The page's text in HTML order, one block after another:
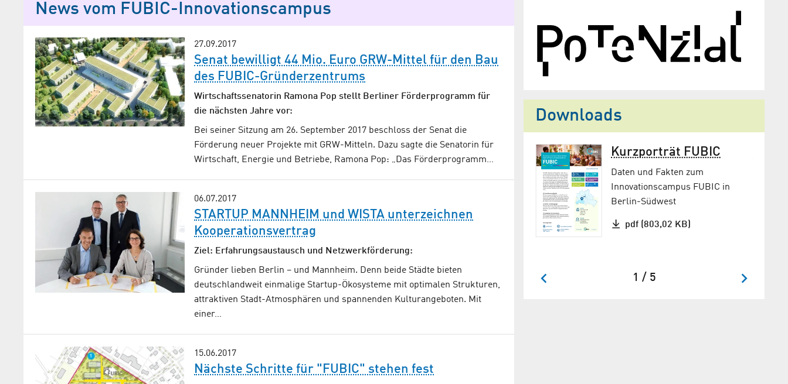
News vom FUBIC-Innovationscampus
27.09.2017
Senat bewilligt 44 Mio. Euro GRW-Mittel für den Bau
des FUBIC-Gründerzentrums
Wirtschaftssenatorin Ramona Pop stellt Berliner Förderprogramm für
die nächsten Jahre vor:
Bei seiner Sitzung am 26. September 2017 beschloss der Senat die
Förderung neuer Projekte mit GRW-Mitteln. Dazu sagte die Senatorin für
Wirtschaft, Energie und Betriebe, Ramona Pop: „Das Förderprogramm…
06.07.2017
STARTUP MANNHEIM und WISTA unterzeichnen
Kooperations­vertrag
Ziel: Erfahrungsaustausch und Netzwerk­förderung:
Gründer lieben Berlin – und Mannheim. Denn beide Städte bieten
deutschlandweit einmalige Startup-Ökosysteme mit optimalen Strukturen,
attraktiven Stadt-Atmosphären und spannenden Kulturangeboten. Mit
einer…
15.06.2017
Nächste Schritte für "FUBIC" stehen fest
Downloads
Broschüre: FUBIC heißt
direkter Nachbarschaft zur Freien
Universität Berlin (FUB). Hrsg.:
WISTA Management GmbH 2021
pdf (4,63 MB)
Potenzial: FUBIC
pdf (2,75 MB)
Kurzporträt FUBIC
Daten und Fakten zum
Innovationscampus FUBIC in
Berlin-Südwest
pdf (803,02 KB)
1 / 5